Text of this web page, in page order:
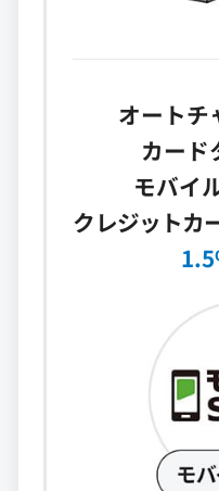
オートチ
カード
モバイ
クレジットカ